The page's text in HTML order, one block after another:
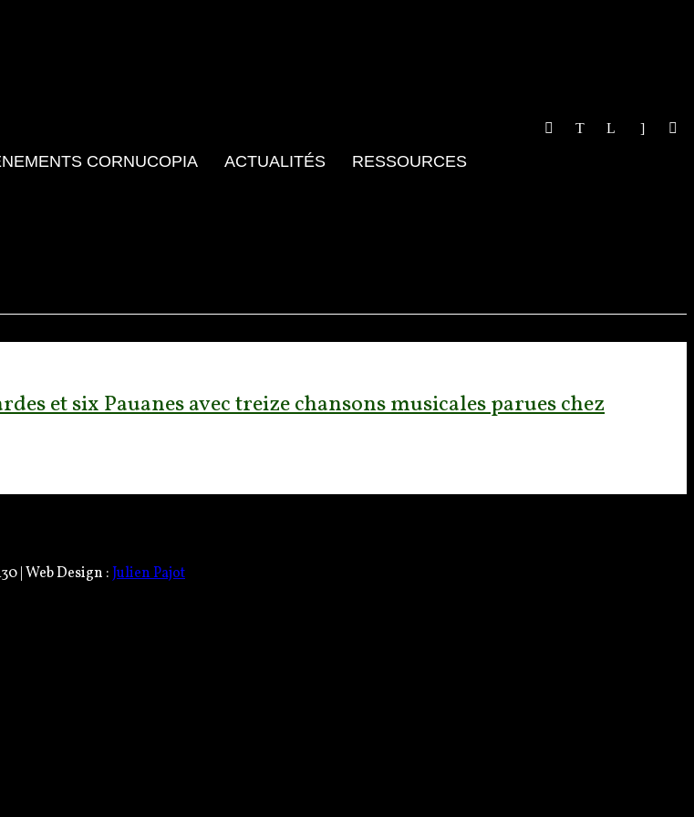
CORNUCOPIA ACTUALITÉS
RESSOURCES
et six Pauanes avec treize chansons musicales parues chez
| Web Design :Julien Pajot